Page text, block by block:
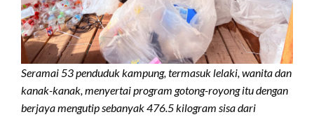
Seramai 53 penduduk kampung, termasuk lelaki, wanita dan
kanak-kanak, menyertai program gotong-royong itu dengan
berjaya mengutip sebanyak 476.5 kilogram sisa dari